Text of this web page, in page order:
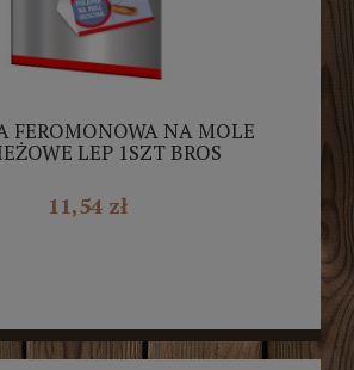
FEROMONOWA NA MOLE
LEP 1SZT BROS
11,54 zł